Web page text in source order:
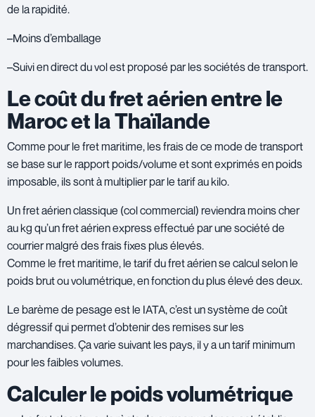
de la rapidité.
–Moins d’emballage
–Suivi en direct du vol est proposé par les sociétés de transport.
Le coût du fret aérien entre le
Maroc et la Thaïlande
Comme pour le fret maritime, les frais de ce mode de transport
se base sur le rapport poids/volume et sont exprimés en poids
imposable, ils sont à multiplier par le tarif au kilo.
Un fret aérien classique (col commercial) reviendra moins cher
au kg qu’un fret aérien express effectué par une société de
courrier malgré des frais fixes plus élevés.
Comme le fret maritime, le tarif du fret aérien se calcul selon le
poids brut ou volumétrique, en fonction du plus élevé des deux.
Le barème de pesage est le IATA, c’est un système de coût
dégressif qui permet d’obtenir des remises sur les
marchandises. Ça varie suivant les pays, il y a un tarif minimum
pour les faibles volumes.
Calculer le poids volumétrique